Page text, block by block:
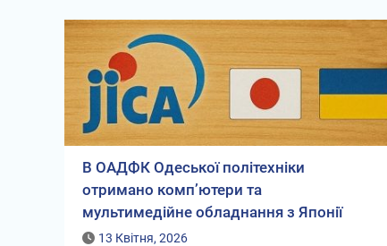
В ОАДФК Одеської політехніки
отримано комп’ютери та
мультимедійне обладнання з Японії
13 Квітня, 2026